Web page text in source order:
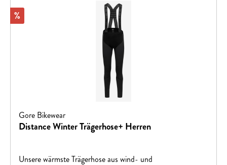
Rabatt
%
Gore Bikewear
Distance Winter Trägerhose+ Herren
Unsere wärmste Trägerhose aus wind- und